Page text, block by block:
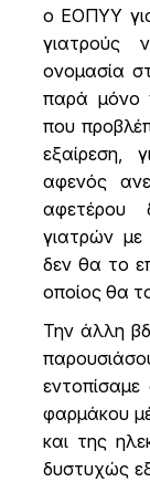
ο ΕΟΠΥΥ
γιατρούς
ονομασία
παρά μόνο
που
εξαίρεση,
αφενός
αφετέρου
γιατρών με
δεν θα το
οποίος θα
Την άλλη
φαρμάκου
και της
δυστυχώς